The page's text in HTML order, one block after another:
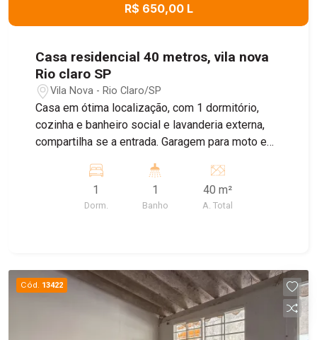
R$ 650,00 L
Casa residencial 40 metros, vila nova
Rio claro SP
Vila Nova - Rio Claro/SP
Casa em ótima localização, com 1 dormitório,
cozinha e banheiro social e lavanderia externa,
compartilha se a entrada. Garagem para moto e
1
Dorm.
1
Banho
40 m²
A. Total
Cód. 13422